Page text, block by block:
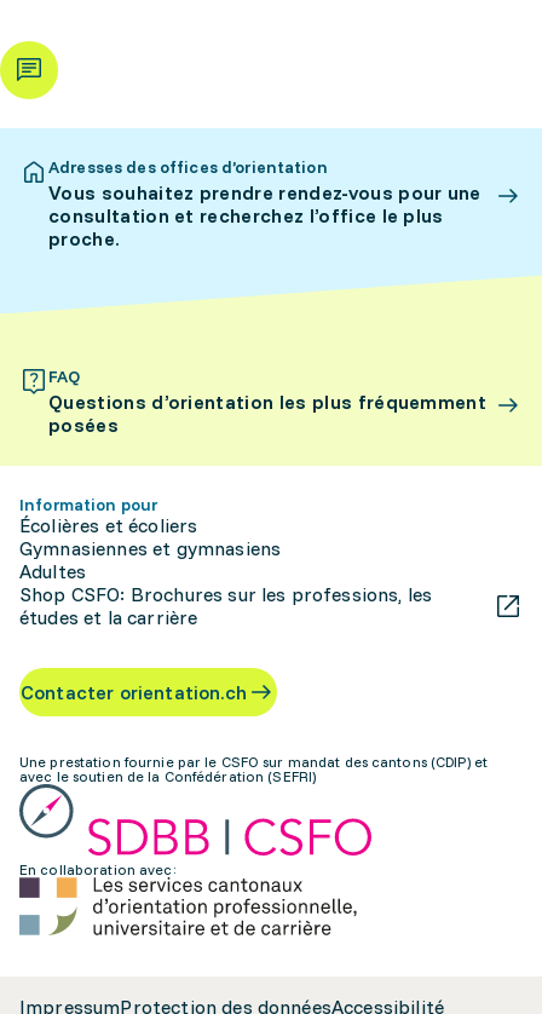
Adresses des offices d’orientation
Vous souhaitez prendre rendez-vous pour une
consultation et recherchez l’office le plus
proche.
FAQ
Questions d’orientation les plus fréquemment
posées
Information pour
Écolières et écoliers
Gymnasiennes et gymnasiens
Adultes
Shop CSFO: Brochures sur les professions, les
études et la carrière
Contacter orientation.ch
Une prestation fournie par le CSFO sur mandat des cantons (CDIP) et
avec le soutien de la Confédération (SEFRI)
En collaboration avec:
ImpressumProtection des donnéesAccessibilité